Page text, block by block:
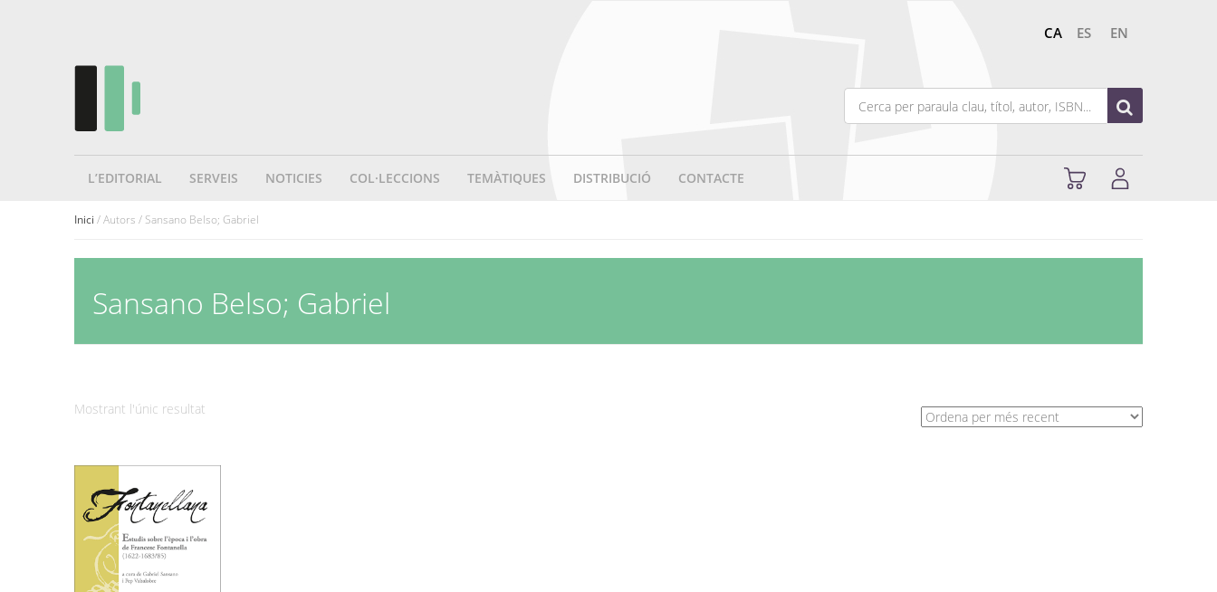
CA ES EN
L’EDITORIAL SERVEIS NOTICIES COL·LECCIONS TEMÀTIQUES DISTRIBUCIÓ CONTACTE
Inici / Autors / Sansano Belso; Gabriel
Sansano Belso; Gabriel
Mostrant l'únic resultat